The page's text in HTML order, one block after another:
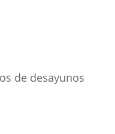
de desayunos